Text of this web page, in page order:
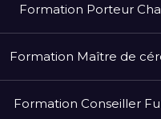
Formation Porteur
Formation Maître de
Formation Conseiller